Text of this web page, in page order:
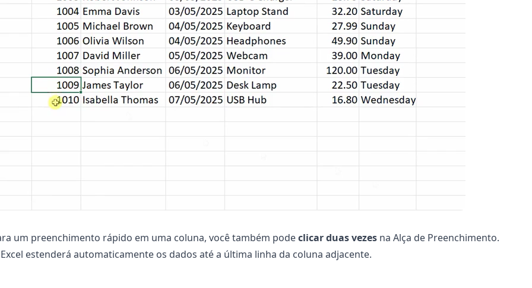
um preenchimento rápido em uma coluna, você também podeclicar duas vezes na Alça de Preenchimento.
estenderá automaticamente os dados até a última linha da coluna adjacente.